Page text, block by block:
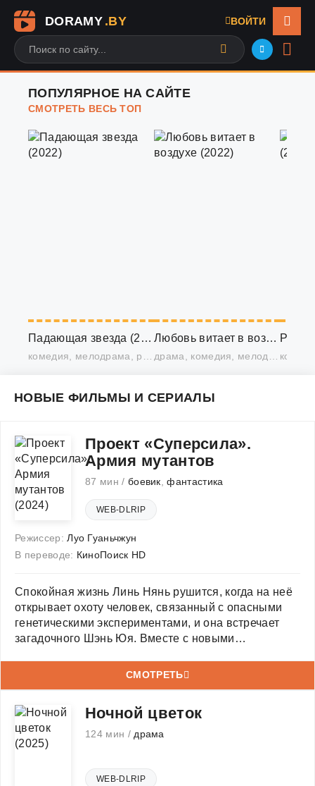
DORAMY .BY ВОЙТИ
ПОПУЛЯРНОЕ НА САЙТЕ
СМОТРЕТЬ ВЕСЬ ТОП
Падающая звезда (2022) Любовь витает в воздухе (2022)
НОВЫЕ ФИЛЬМЫ И СЕРИАЛЫ
Проект «Суперсила».
Армия мутантов
87 мин / боевик ,фантастика
WEB-DLRIP
Режиссер: Луо Гуаньчжун
В переводе: КиноПоиск HD
Спокойная жизнь Линь Нянь рушится, когда на неё
открывает охоту человек, связанный с опасными
генетическими экспериментами, и она встречает
загадочного Шэнь Юя. Вместе с новыми
может изменить всё.СМОТРЕТЬ
Ночной цветок
124 мин / драма
WEB-DLRIP